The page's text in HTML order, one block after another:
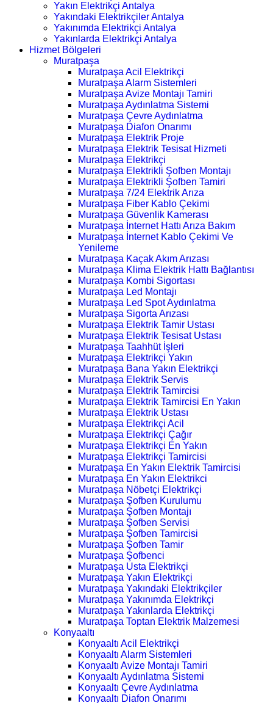
Yakın Elektrikçi Antalya
Yakındaki Elektrikçiler Antalya
Yakınımda Elektrikçi Antalya
Yakınlarda Elektrikçi Antalya
Hizmet Bölgeleri
Muratpaşa
Muratpaşa Acil Elektrikçi
Muratpaşa Alarm Sistemleri
Muratpaşa Avize Montajı Tamiri
Muratpaşa Aydınlatma Sistemi
Muratpaşa Çevre Aydınlatma
Muratpaşa Diafon Onarımı
Muratpaşa Elektrik Proje
Muratpaşa Elektrik Tesisat Hizmeti
Muratpaşa Elektrikçi
Muratpaşa Elektrikli Şofben Montajı
Muratpaşa Elektrikli Şofben Tamiri
Muratpaşa 7/24 Elektrik Arıza
Muratpaşa Fiber Kablo Çekimi
Muratpaşa Güvenlik Kamerası
Muratpaşa İnternet Hattı Arıza Bakım
Muratpaşa İnternet Kablo Çekimi Ve
Yenileme
Muratpaşa Kaçak Akım Arızası
Muratpaşa Klima Elektrik Hattı Bağlantısı
Muratpaşa Kombi Sigortası
Muratpaşa Led Montajı
Muratpaşa Led Spot Aydınlatma
Muratpaşa Sigorta Arızası
Muratpaşa Elektrik Tamir Ustası
Muratpaşa Elektrik Tesisat Ustası
Muratpaşa Taahhüt İşleri
Muratpaşa Elektrikçi Yakın
Muratpaşa Bana Yakın Elektrikçi
Muratpaşa Elektrik Servis
Muratpaşa Elektrik Tamircisi
Muratpaşa Elektrik Tamircisi En Yakın
Muratpaşa Elektrik Ustası
Muratpaşa Elektrikçi Acil
Muratpaşa Elektrikçi Çağır
Muratpaşa Elektrikçi En Yakın
Muratpaşa Elektrikçi Tamircisi
Muratpaşa En Yakın Elektrik Tamircisi
Muratpaşa En Yakın Elektrikci
Muratpaşa Nöbetçi Elektrikçi
Muratpaşa Şofben Kurulumu
Muratpaşa Şofben Montajı
Muratpaşa Şofben Servisi
Muratpaşa Şofben Tamircisi
Muratpaşa Şofben Tamir
Muratpaşa Şofbenci
Muratpaşa Usta Elektrikçi
Muratpaşa Yakın Elektrikçi
Muratpaşa Yakındaki Elektrikçiler
Muratpaşa Yakınımda Elektrikçi
Muratpaşa Yakınlarda Elektrikçi
Muratpaşa Toptan Elektrik Malzemesi
Konyaaltı
Konyaaltı Acil Elektrikçi
Konyaaltı Alarm Sistemleri
Konyaaltı Avize Montajı Tamiri
Konyaaltı Aydınlatma Sistemi
Konyaaltı Çevre Aydınlatma
Konyaaltı Diafon Onarımı